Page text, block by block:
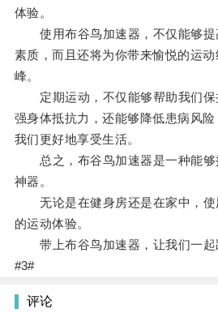
体验。
使用布谷鸟加速器，不仅能够提
素质，而且还将为你带来愉悦的运
峰。
定期运动，不仅能够帮助我们保
强身体抵抗力，还能够降低患病风
我们更好地享受生活。
总之，布谷鸟加速器是一种能够
神器。
无论是在健身房还是在家中，使
的运动体验。
带上布谷鸟加速器，让我们一起
#3#
评论